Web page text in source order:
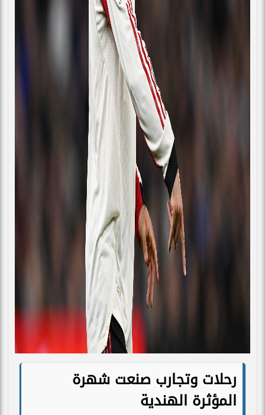
رحلات وتجارب صنعت شهرة
المؤثرة الهندية